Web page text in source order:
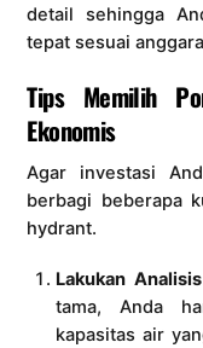
detail sehingga
tepat sesuai
Tips Memilih
Ekonomis
Agar investasi
berbagi beberapa
hydrant.
Lakukan
tama, Anda
kapasitas air